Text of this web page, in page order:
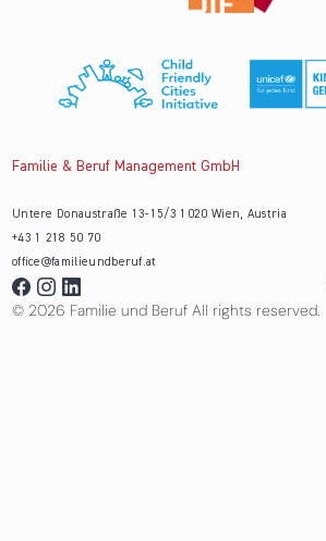
Familie & Beruf Management GmbH
Untere Donaustraße 13-15/3 1020 Wien, Austria
+43 1 218 50 70
office@familieundberuf.at
© 2026 Familie und Beruf All rights reserved.